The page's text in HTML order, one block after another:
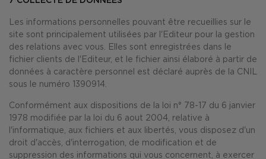
Les informations personnelles pouvant être recueillies sur le
site sont principalement utilisées par l'Editeur pour la gestion
des relations avec vous. Elles sont enregistrées dans le
fichier clients de l'Editeur, et le fichier ainsi élaboré à partir de
données à caractère personnel est déclaré auprès de la CNIL
sous le numéro 1390914.
Conformément aux dispositions de la loi n° 78-17 du 6 janvier
1978 modifiée par la loi du 6 aout 2004, relative à
l'informatique, aux fichiers et aux libertés, vous disposez d'un
droit d'accès, d'interrogation, de modification et de
suppression des informations qui vous concernent, à exercer